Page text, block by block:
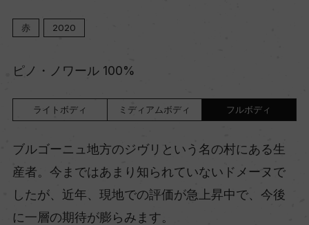
赤 2020
ピノ・ノワール 100%
ライトボディ ミディアムボディ フルボディ
ブルゴーニュ地方のジヴリという名の村にある生
産者。今まではあまり知られていないドメーヌで
したが、近年、現地での評価が急上昇中で、今後
に一層の期待が膨らみます。